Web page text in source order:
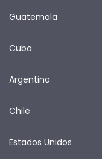
Guatemala
Cuba
Argentina
Chile
Estados Unidos